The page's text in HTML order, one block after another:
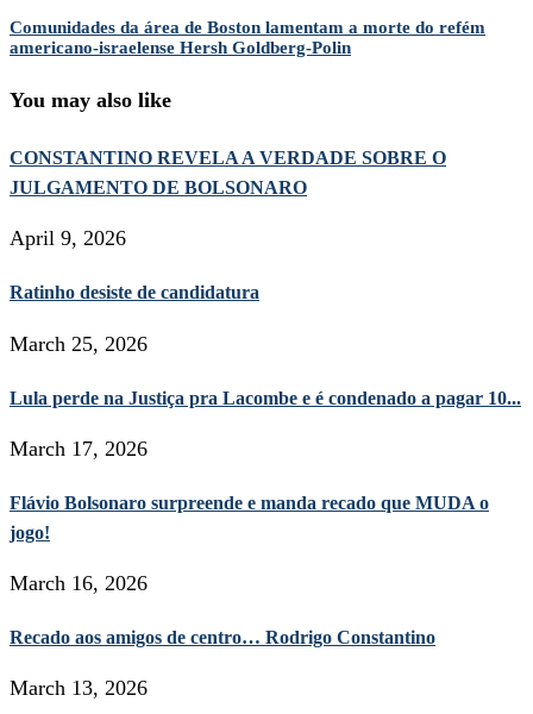
Comunidades da área de Boston lamentam a morte do refém
americano-israelense Hersh Goldberg-Polin
You may also like
CONSTANTINO REVELA A VERDADE SOBRE O
JULGAMENTO DE BOLSONARO
April 9, 2026
Ratinho desiste de candidatura
March 25, 2026
Lula perde na Justiça pra Lacombe e é condenado a pagar 10...
March 17, 2026
Flávio Bolsonaro surpreende e manda recado que MUDA o
jogo!
March 16, 2026
Recado aos amigos de centro… Rodrigo Constantino
March 13, 2026